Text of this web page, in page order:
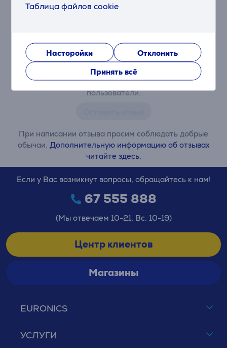
Таблица файлов cookie
Насторойки
Отклонить
Принять всё
Изделие могут оценить только купившие его
пользователи.
При написании отзыва просим соблюдать добрые
обычаи. Дополнительную информацию об отзывах
читайте здесь.
EURONICS
УСЛУГИ
Если у Вас возникнут вопросы, обращайтесь к нам!
67 555 888
(Мы отвечаем 10-21, Вс. 10-19)
Центр клиентов
Магазины